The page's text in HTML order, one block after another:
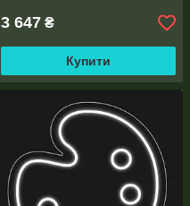
3 647 ₴
Купити